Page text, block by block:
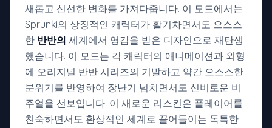
새롭고 신선한 변화를 가져다줍니다. 이 모드에서는
Sprunki의 상징적인 캐릭터가 활기차면서도 으스스
한 반반의 세계에서 영감을 받은 디자인으로 재탄생
했습니다. 이 모드는 각 캐릭터의 애니메이션과 외형
에 오리지널 반반 시리즈의 기발하고 약간 으스스한
분위기를 반영하여 장난기 넘치면서도 신비로운 비
주얼을 선보입니다. 이 새로운 리스킨은 플레이어를
친숙하면서도 환상적인 세계로 끌어들이는 독특한